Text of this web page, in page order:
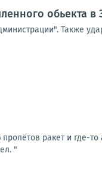
обьекта в
Также
ракет и где-
"